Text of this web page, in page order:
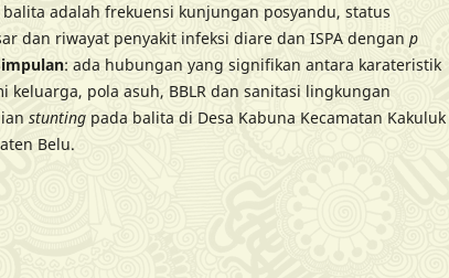
balita adalah frekuensi kunjungan posyandu, status
dan riwayat penyakit infeksi diare dan ISPA dengan p
: ada hubungan yang signifikan antara karateristik
keluarga, pola asuh, BBLR dan sanitasi lingkungan
stunting pada balita di Desa Kabuna Kecamatan Kakuluk
Belu.